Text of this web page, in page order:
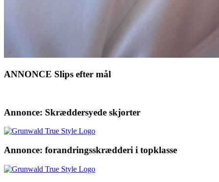
ANNONCE Slips efter mål
Annonce: Skræddersyede skjorter
Annonce: forandringsskrædderi i topklasse